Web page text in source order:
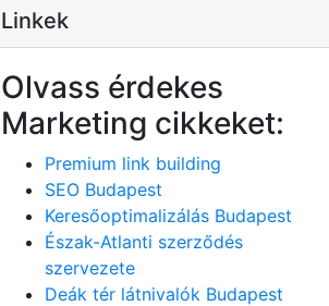
Linkek
Olvass érdekes
Marketing cikkeket:
Premium link building
SEO Budapest
Keresőoptimalizálás Budapest
Észak-Atlanti szerződés
szervezete
Deák tér látnivalók Budapest